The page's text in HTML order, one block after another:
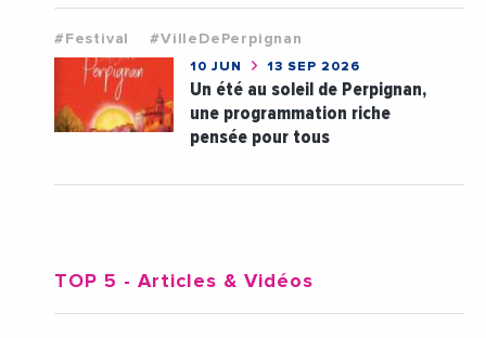
#Festival #VilleDePerpignan
10 JUN 13 SEP 2026
Un été au soleil de Perpignan,
une programmation riche
pensée pour tous
TOP 5 - Articles & Vidéos